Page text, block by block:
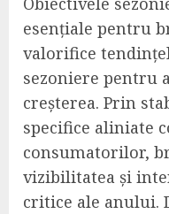
esențiale pentru
valorifice
sezoniere pentru
creșterea. Prin
specifice aliniate
consumatorilor,
vizibilitatea și
critice ale anului.